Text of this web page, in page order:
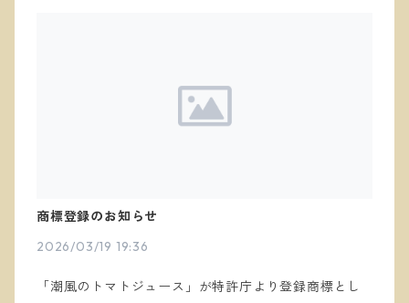
商標登録のお知らせ
2026/03/19 19:36
「潮風のトマトジュース」が特許庁より登録商標とし